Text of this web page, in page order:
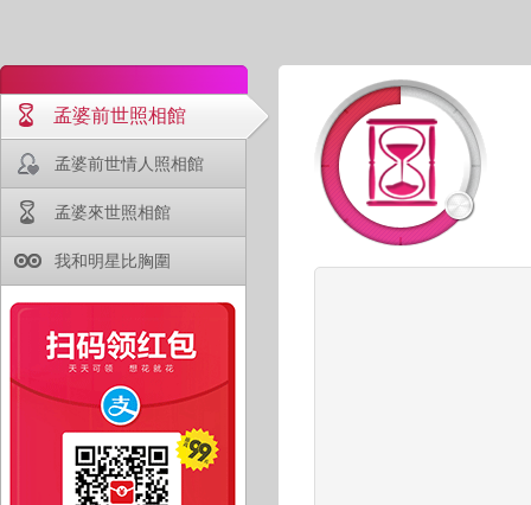
孟婆前世照相館
孟婆前世情人照相館
孟婆來世照相館
我和明星比胸圍